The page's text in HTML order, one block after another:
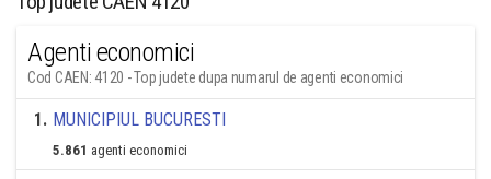
Agenti economici
Cod CAEN: 4120 - Top judete dupa numarul de agenti economici
1. MUNICIPIUL BUCURESTI
5.861 agenti economici